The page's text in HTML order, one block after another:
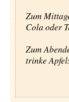
Zum
Cola oder
Zum
trinke